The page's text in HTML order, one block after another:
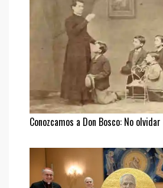
Conozcamos a Don Bosco: No